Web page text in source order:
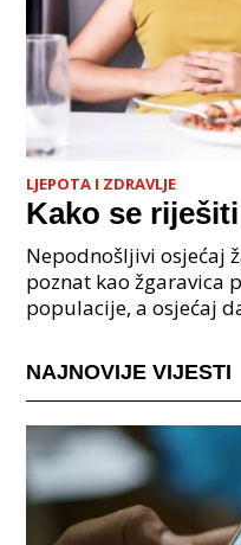
LJEPOTA I ZDRAVLJE
Kako se
Nepodnošljivi osjećaj
poznat kao žgaravica
populacije, a osjećaj
podrigivanje,
NAJNOVIJE VIJESTI